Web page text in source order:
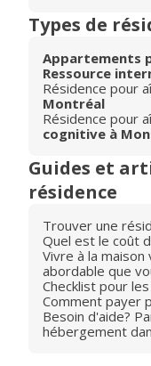
Types de
Appartements
Ressource
Résidence pour
Montréal
Résidence pour
cognitive à
Guides et
résidence
Trouver une
Quel est le coût
Vivre à la
abordable que
Checklist pour
Comment payer
Besoin d'aide?
hébergement